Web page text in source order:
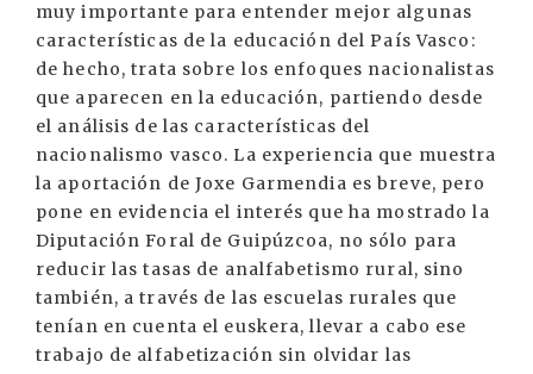
muy importante para entender mejor algunas
características de la educación del País Vasco:
de hecho, trata sobre los enfoques nacionalistas
que aparecen en la educación, partiendo desde
el análisis de las características del
nacionalismo vasco. La experiencia que muestra
la aportación de Joxe Garmendia es breve, pero
pone en evidencia el interés que ha mostrado la
Diputación Foral de Guipúzcoa, no sólo para
reducir las tasas de analfabetismo rural, sino
también, a través de las escuelas rurales que
tenían en cuenta el euskera, llevar a cabo ese
trabajo de alfabetización sin olvidar las